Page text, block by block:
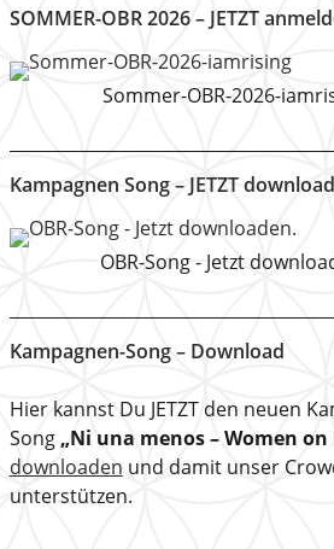
SOMMER-OBR 2026 – JETZT
Sommer-OBR-2026-
Kampagnen Song – JETZT
OBR-Song - Jetzt
Kampagnen-Song – Download
Hier kannst Du JETZT den neuen
Song „Ni una menos – Women on
downloaden und damit unser
unterstützen.